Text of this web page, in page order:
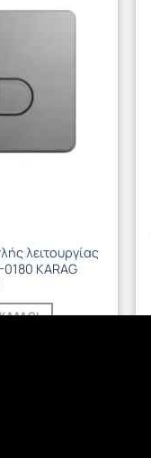
λειτουργίας
KARAG